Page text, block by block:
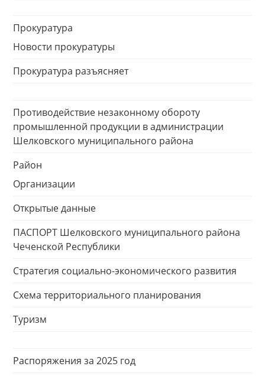
Прокуратура
Новости прокуратуры
Прокуратура разъясняет
Противодействие незаконному обороту
промышленной продукции в администрации
Шелковского муниципального района
Район
Организации
Открытые данные
ПАСПОРТ Шелковского муниципального района
Чеченской Республики
Стратегия социально-экономического развития
Схема территориального планирования
Туризм
Распоряжения за 2025 год